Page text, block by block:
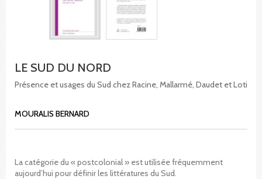
LE SUD DU NORD
Présence et usages du Sud chez Racine, Mallarmé, Daudet et Loti
MOURALIS BERNARD
La catégorie du « postcolonial » est utilisée fréquemment
aujourd’hui pour définir les littératures du Sud.